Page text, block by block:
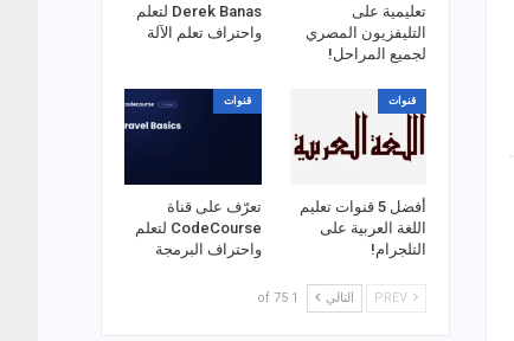
تعليمية على
التليفزيون المصري
لجميع المراحل!
Derek Banas لتعلم
واحتراف تعلم الآلة
قنوات
أفضل 5 قنوات تعليم
اللغة العربية على
التلجرام!
قنوات
تعرّف على قناة
CodeCourse لتعلم
واحتراف البرمجة
التالي 1 of 75